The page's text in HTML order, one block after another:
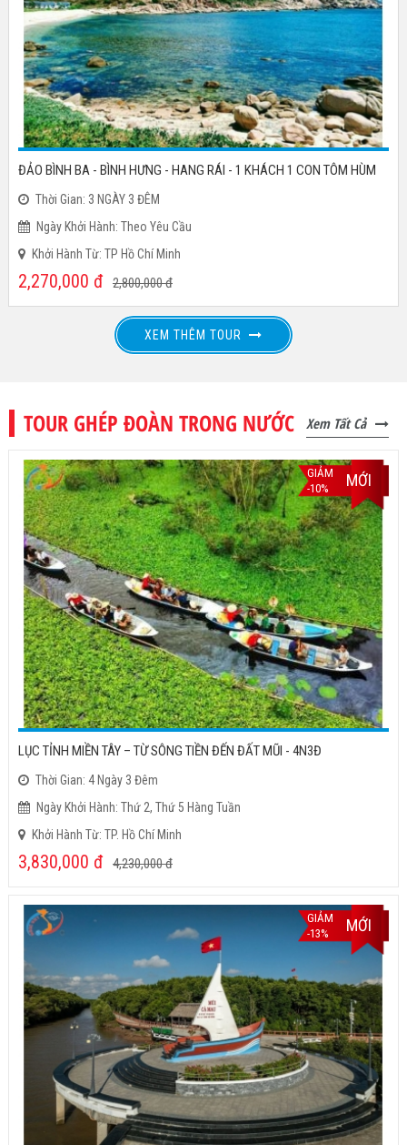
ĐẢO BÌNH BA - BÌNH HƯNG - HANG RÁI - 1 KHÁCH 1 CON TÔM HÙM
Thời Gian: 3 NGÀY 3 ĐÊM
Ngày Khởi Hành: Theo Yêu Cầu
Khởi Hành Từ: TP Hồ Chí Minh
2,270,000 đ 2,800,000đ
XEM THÊM TOUR
TOUR GHÉP ĐOÀN TRONG NƯỚC Xem Tất Cả
GIẢM
-10%
MỚI
LỤC TỈNH MIỀN TÂY – TỪ SÔNG TIỀN ĐẾN ĐẤT MŨI - 4N3Đ
Thời Gian: 4 Ngày 3 Đêm
Ngày Khởi Hành: Thứ 2, Thứ 5 Hàng Tuần
Khởi Hành Từ: TP. Hồ Chí Minh
3,830,000 đ 4,230,000đ
GIẢM
-13%
MỚI